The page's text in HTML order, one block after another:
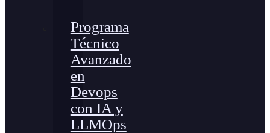
Programa
Técnico
Avanzado
en
Devops
con IA y
LLMOps